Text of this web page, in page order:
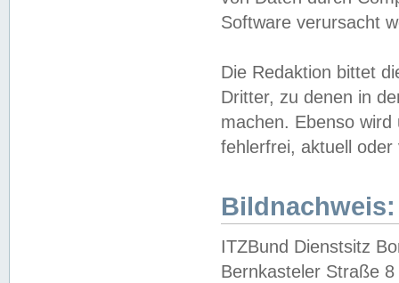
Software verursacht
Die Redaktion bittet
Dritter, zu denen in
machen. Ebenso
fehlerfrei, aktuell oder
Bildnachweis:
ITZBund Dienstsitz
Bernkasteler Straße 8